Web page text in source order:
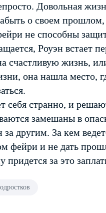
Довольная
о своем
не способны
Роуэн встает
счастливую жизнь,
она нашла место,
себя странно, и
замешаны в
другим. За кем
фейри и не дать
за это